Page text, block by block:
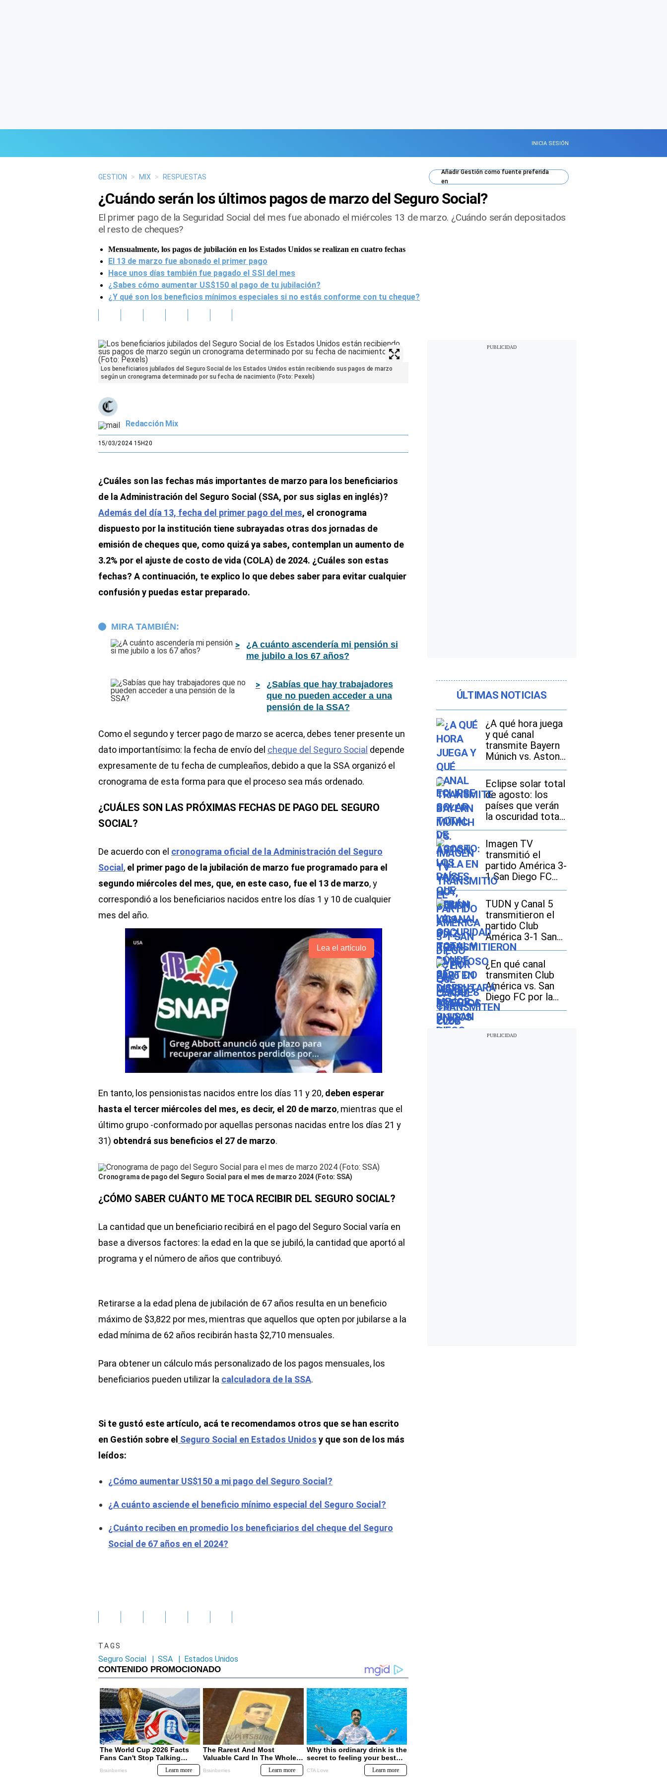
INICIA SESIÓN
GESTION > MIX > RESPUESTAS
AñadirGestióncomo fuente preferida
en
¿Cuándo serán los últimos pagos de marzo del Seguro Social?
El primer pago de la Seguridad Social del mes fue abonado el miércoles 13 de marzo. ¿Cuándo serán depositados
el resto de cheques?
Mensualmente, los pagos de jubilación en los Estados Unidos se realizan en cuatro fechas
El 13 de marzo fue abonado el primer pago
Hace unos días también fue pagado el SSI del mes
¿Sabes cómo aumentar US$150 al pago de tu jubilación?
¿Y qué son los beneficios mínimos especiales si no estás conforme con tu cheque?
Los beneficiarios jubilados del Seguro Social de los Estados Unidos están recibiendo sus pagos de marzo
según un cronograma determinado por su fecha de nacimiento (Foto: Pexels)
Redacción Mix
15/03/2024 15H20
¿Cuáles son las fechas más importantes de marzo para los beneficiarios
de la Administración del Seguro Social (SSA, por sus siglas en inglés)?
Además del día 13, fecha del primer pago del mes, el cronograma
dispuesto por la institución tiene subrayadas otras dos jornadas de
emisión de cheques que, como quizá ya sabes, contemplan un aumento de
3.2% por el ajuste de costo de vida (COLA) de 2024. ¿Cuáles son estas
fechas? A continuación, te explico lo que debes saber para evitar cualquier
confusión y puedas estar preparado.
MIRA TAMBIÉN:
¿A cuánto ascendería mi pensión si
me jubilo a los 67 años?
¿Sabías que hay trabajadores
que no pueden acceder a una
pensión de la SSA?
Como el segundo y tercer pago de marzo se acerca, debes tener presente un
dato importantísimo: la fecha de envío del cheque del Seguro Social depende
expresamente de tu fecha de cumpleaños, debido a que la SSA organizó el
cronograma de esta forma para que el proceso sea más ordenado.
¿CUÁLES SON LAS PRÓXIMAS FECHAS DE PAGO DEL SEGURO
SOCIAL?
De acuerdo con el cronograma oficial de la Administración del Seguro
Social , el primer pago de la jubilación de marzo fue programado para el
segundo miércoles del mes, que, en este caso, fue el 13 de marzo, y
correspondió a los beneficiarios nacidos entre los días 1 y 10 de cualquier
mes del año.
Lea el artículo
En tanto, los pensionistas nacidos entre los días 11 y 20, deben esperar
hasta el tercer miércoles del mes, es decir, el 20 de marzo, mientras que el
último grupo -conformado por aquellas personas nacidas entre los días 21 y
31) obtendrá sus beneficios el 27 de marzo.
Cronograma de pago del Seguro Social para el mes de marzo 2024 (Foto: SSA)
¿CÓMO SABER CUÁNTO ME TOCA RECIBIR DEL SEGURO SOCIAL?
La cantidad que un beneficiario recibirá en el pago del Seguro Social varía en
base a diversos factores: la edad en la que se jubiló, la cantidad que aportó al
programa y el número de años que contribuyó.
Retirarse a la edad plena de jubilación de 67 años resulta en un beneficio
máximo de $3,822 por mes, mientras que aquellos que opten por jubilarse a la
edad mínima de 62 años recibirán hasta $2,710 mensuales.
Para obtener un cálculo más personalizado de los pagos mensuales, los
beneficiarios pueden utilizar la calculadora de la SSA.
Si te gustó este artículo, acá te recomendamos otros que se han escrito
en Gestión sobre el Seguro Social en Estados Unidos y que son de los más
leídos:
¿Cómo aumentar US$150 a mi pago del Seguro Social?
¿A cuánto asciende el beneficio mínimo especial del Seguro Social?
¿Cuánto reciben en promedio los beneficiarios del cheque del Seguro
Social de 67 años en el 2024?
TAGS
Seguro Social | SSA | Estados Unidos
ÚLTIMAS NOTICIAS
¿A qué hora juega
y qué canal
transmite Bayern
Múnich vs. Aston
Villa EN VIVO hoy,
con Luis Díaz, por
amistoso 2026 en
México, Estados
Unidos y España?
Eclipse solar total
de agosto: los
países que verán
la oscuridad total
y dónde se
disfrutará mejor
Imagen TV
transmitió el
partido América 3-
1 San Diego FC
por la Leagues
Cup 2026
TUDN y Canal 5
transmitieron el
partido Club
América 3-1 San
Diego FC por la
Leagues Cup 2026
¿En qué canal
transmiten Club
América vs. San
Diego FC por la
Leagues Cup 2026